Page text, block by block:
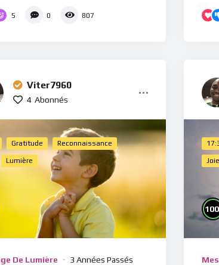
5 0 807
Viter7960
4 Abonnés
Gratitude Reconnaissance
Lumière
De Lumière 3 Années Passés
Joie
100